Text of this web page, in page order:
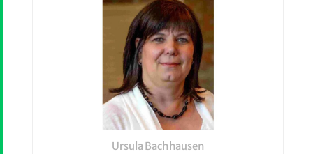
Ursula Bachhausen